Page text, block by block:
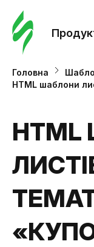
Головна
HTML шаблони